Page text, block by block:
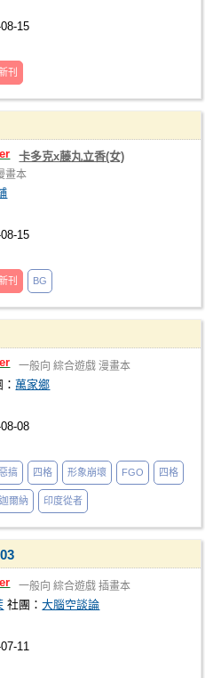
15
刊
卡多克x藤丸立香(女)
畫本
15
刊 BG
一般向 綜合遊戲 漫畫本
：萬家鄉
08
搞 四格 形象崩壞 FGO 四格
迦爾納 印度從者
一般向 綜合遊戲 插畫本
社團：大腦空談論
11